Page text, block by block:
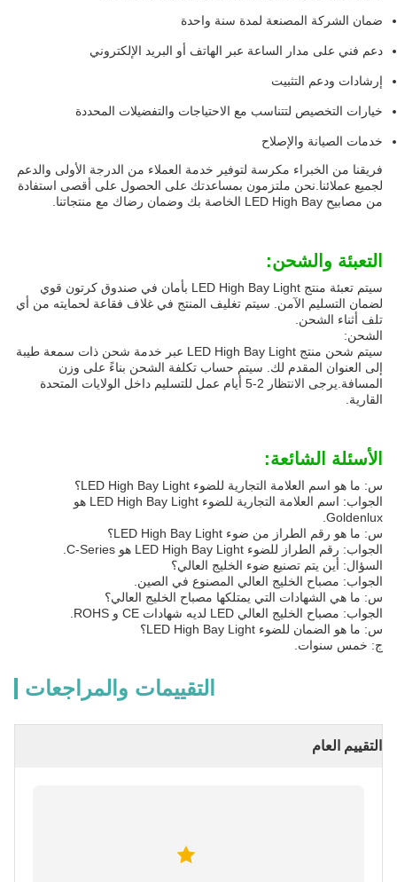
ضمان الشركة المصنعة لمدة سنة واحدة
دعم فني على مدار الساعة عبر الهاتف أو البريد الإلكتروني
إرشادات ودعم التثبيت
خيارات التخصيص لتتناسب مع الاحتياجات والتفضيلات المحددة
خدمات الصيانة والإصلاح
فريقنا من الخبراء مكرسة لتوفير خدمة العملاء من الدرجة الأولى والدعم
لجميع عملائنا.نحن ملتزمون بمساعدتك على الحصول على أقصى استفادة
من مصابيح LED High Bay الخاصة بك وضمان رضاك مع منتجاتنا.
التعبئة والشحن:
سيتم تعبئة منتج LED High Bay Light بأمان في صندوق كرتون قوي
لضمان التسليم الآمن. سيتم تغليف المنتج في غلاف فقاعة لحمايته من أي
تلف أثناء الشحن.
الشحن:
سيتم شحن منتج LED High Bay Light عبر خدمة شحن ذات سمعة طيبة
إلى العنوان المقدم لك. سيتم حساب تكلفة الشحن بناءً على وزن
المسافة.يرجى الانتظار 2-5 أيام عمل للتسليم داخل الولايات المتحدة
القارية.
الأسئلة الشائعة:
س: ما هو اسم العلامة التجارية للضوء LED High Bay Light؟
الجواب: اسم العلامة التجارية للضوء LED High Bay Light هو
Goldenlux.
س: ما هو رقم الطراز من ضوء LED High Bay Light؟
الجواب: رقم الطراز للضوء LED High Bay Light هو C-Series.
السؤال: أين يتم تصنيع ضوء الخليج العالي؟
الجواب: مصباح الخليج العالي المصنوع في الصين.
س: ما هي الشهادات التي يمتلكها مصباح الخليج العالي؟
الجواب: مصباح الخليج العالي LED لديه شهادات CE و ROHS.
س: ما هو الضمان للضوء LED High Bay Light؟
ج: خمس سنوات.
التقييمات والمراجعات
التقييم العام